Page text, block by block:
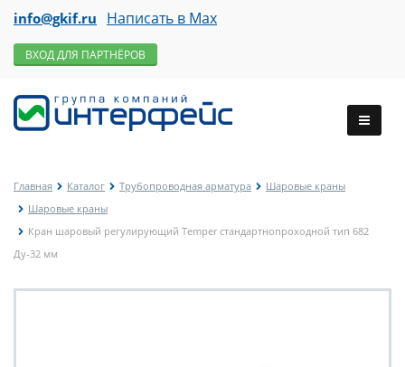
info@gkif.ru Написать в Max
ВХОД ДЛЯ ПАРТНЁРОВ
Главная Каталог Трубопроводная арматура
Шаровые краны
Шаровые краны
Кран шаровый регулирующий Temper стандартнопроходной тип 682
Ду-32 мм